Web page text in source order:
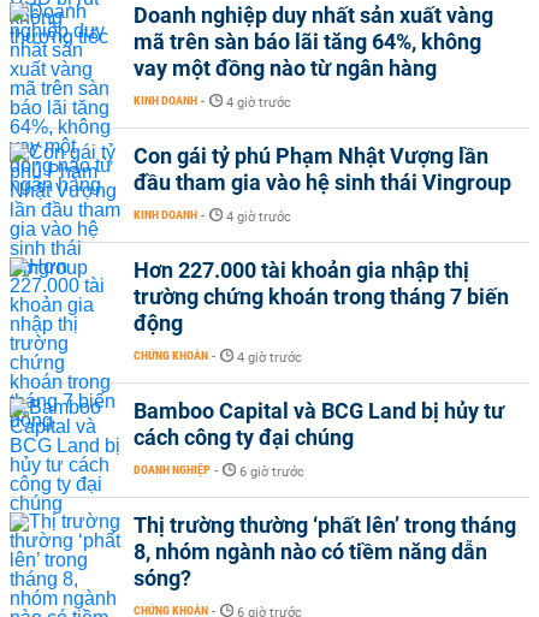
Doanh nghiệp duy nhất sản xuất vàng
mã trên sàn báo lãi tăng 64%, không
vay một đồng nào từ ngân hàng
KINH DOANH - 4 giờ trước
Con gái tỷ phú Phạm Nhật Vượng lần
đầu tham gia vào hệ sinh thái Vingroup
KINH DOANH - 4 giờ trước
Hơn 227.000 tài khoản gia nhập thị
trường chứng khoán trong tháng 7 biến
động
CHỨNG KHOÁN - 4 giờ trước
Bamboo Capital và BCG Land bị hủy tư
cách công ty đại chúng
DOANH NGHIỆP - 6 giờ trước
Thị trường thường ‘phất lên’ trong tháng
8, nhóm ngành nào có tiềm năng dẫn
sóng?
CHỨNG KHOÁN - 6 giờ trước